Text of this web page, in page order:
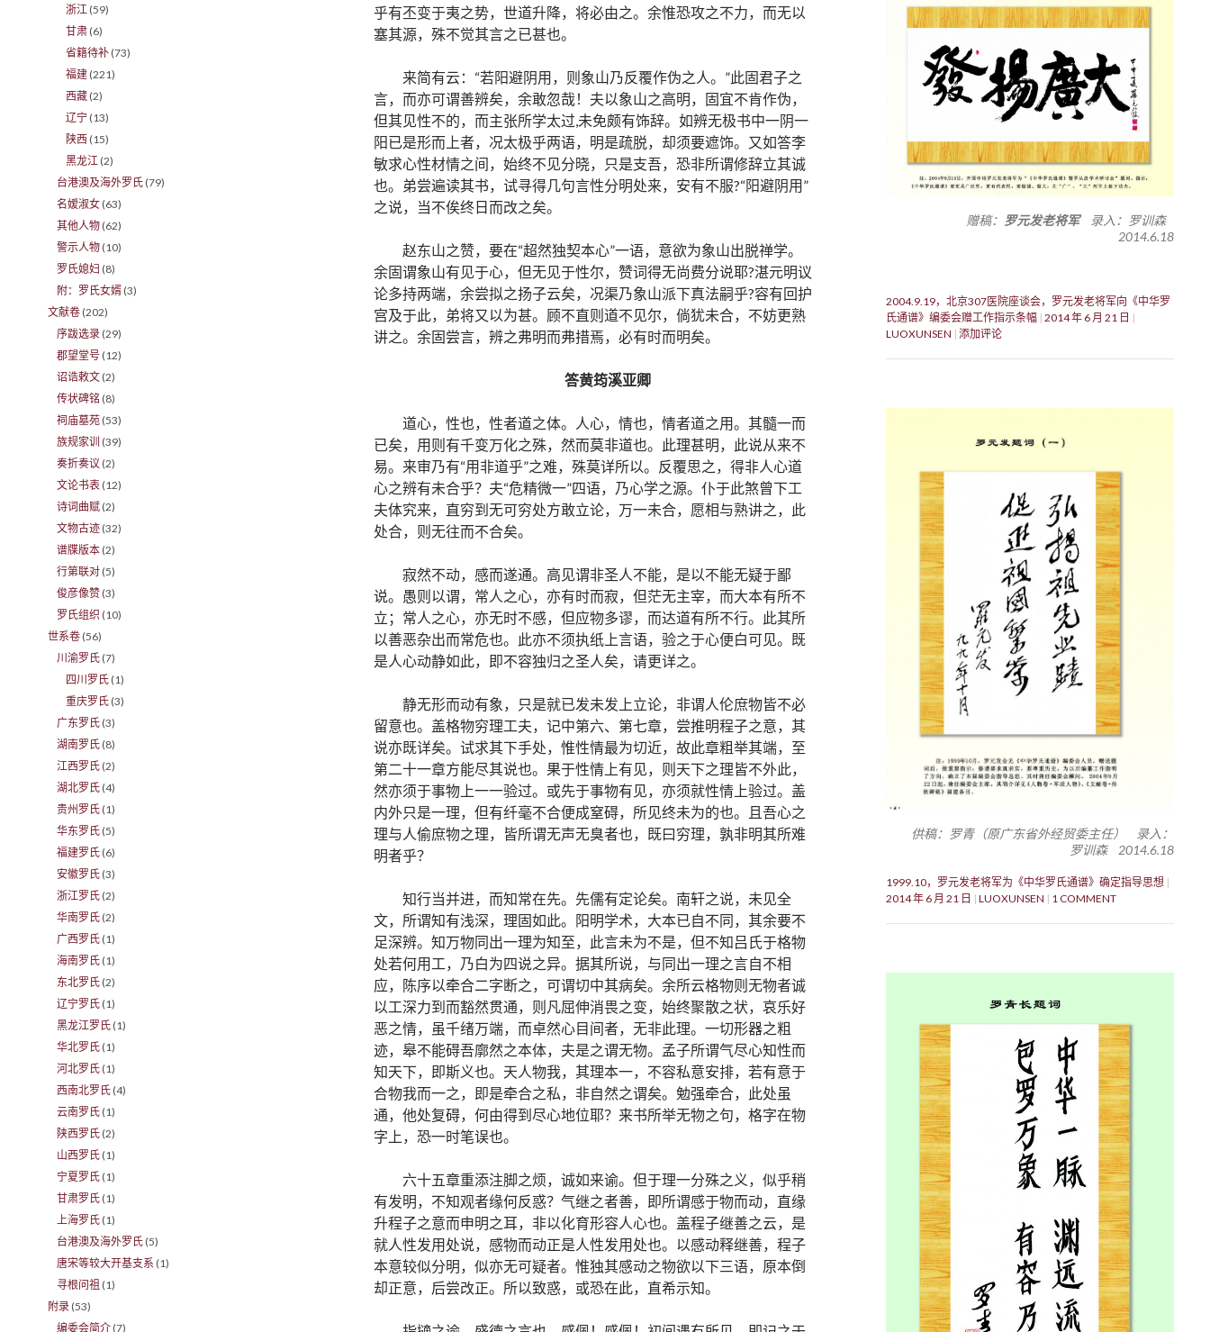
乎有丕变于夷之势，世道升降，将必由之。余惟恐攻之不力，而无以
塞其源，殊不觉其言之已甚也。
来简有云：“若阳避阴用，则象山乃反覆作伪之人。”此固君子之
言，而亦可谓善辨矣，余敢忽哉！夫以象山之高明，固宜不肯作伪，
但其见性不的，而主张所学太过,未免颇有饰辞。如辨无极书中一阴一
阳已是形而上者，况太极乎两语，明是疏脱，却须要遮饰。又如答李
敏求心性材情之间，始终不见分晓，只是支吾，恐非所谓修辞立其诚
也。弟尝遍读其书，试寻得几句言性分明处来，安有不服?“阳避阴用”
之说，当不俟终日而改之矣。
赵东山之赞，要在“超然独契本心”一语，意欲为象山出脱禅学。
余固谓象山有见于心，但无见于性尔，赞词得无尚费分说耶?湛元明议
论多持两端，余尝拟之扬子云矣，况渠乃象山派下真法嗣乎?容有回护
宫及于此，弟将又以为甚。顾不直则道不见尔，倘犹未合，不妨更熟
讲之。余固尝言，辨之弗明而弗措焉，必有时而明矣。
答黄筠溪亚卿
道心，性也，性者道之体。人心，情也，情者道之用。其髓一而
已矣，用则有千变万化之殊，然而莫非道也。此理甚明，此说从来不
易。来审乃有“用非道乎”之难，殊莫详所以。反覆思之，得非人心道
心之辨有未合乎？夫“危精微一”四语，乃心学之源。仆于此煞曾下工
夫体究来，直穷到无可穷处方敢立论，万一未合，愿相与熟讲之，此
处合，则无往而不合矣。
寂然不动，感而遂通。高见谓非圣人不能，是以不能无疑于鄙
说。愚则以谓，常人之心，亦有时而寂，但茫无主宰，而大本有所不
立；常人之心，亦无时不感，但应物多谬，而达道有所不行。此其所
以善恶杂出而常危也。此亦不须执纸上言语，验之于心便白可见。既
是人心动静如此，即不容独归之圣人矣，请更详之。
静无形而动有象，只是就已发未发上立论，非谓人伦庶物皆不必
留意也。盖格物穷理工夫，记中第六、第七章，尝推明程子之意，其
说亦既详矣。试求其下手处，惟性情最为切近，故此章粗举其端，至
第二十一章方能尽其说也。果于性情上有见，则天下之理皆不外此，
然亦须于事物上一一验过。或先于事物有见，亦须就性情上验过。盖
内外只是一理，但有纤毫不合便成窒碍，所见终未为的也。且吾心之
理与人偷庶物之理，皆所谓无声无臭者也，既曰穷理，孰非明其所难
明者乎？
知行当并进，而知常在先。先儒有定论矣。南轩之说，未见全
文，所谓知有浅深，理固如此。阳明学术，大本已自不同，其余要不
足深辨。知万物同出一理为知至，此言未为不是，但不知吕氏于格物
处若何用工，乃白为四说之异。据其所说，与同出一理之言自不相
应，陈序以牵合二字断之，可谓切中其病矣。余所云格物则无物者诚
以工深力到而豁然贯通，则凡屈伸消畏之变，始终聚散之状，哀乐好
恶之情，虽千绪万端，而卓然心目间者，无非此理。一切形器之粗
迹，皋不能碍吾廓然之本体，夫是之谓无物。孟子所谓气尽心知性而
知天下，即斯义也。天人物我，其理本一，不容私意安排，若有意于
合物我而一之，即是牵合之私，非自然之谓矣。勉强牵合，此处虽
通，他处复碍，何由得到尽心地位耶？来书所举无物之句，格字在物
字上，恐一时笔误也。
六十五章重添注脚之烦，诚如来谕。但于理一分殊之义，似乎稍
有发明，不知观者缘何反惑？气继之者善，即所谓感于物而动，直缘
升程子之意而申明之耳，非以化育形容人心也。盖程子继善之云，是
就人性发用处说，感物而动正是人性发用处也。以感动释继善，程子
本意较似分明，似亦无可疑者。惟独其感动之物欲以下三语，原本倒
却正意，后尝改正。所以致惑，或恐在此，直希示知。
赠稿： 罗元发老将军录入：罗训森
2014.6.18
2004.9.19，北京307医院座谈会，罗元发老将军向《中华罗
氏通谱》编委会赠工作指示条幅 2014 年 6 月 21 日
LUOXUNSEN 添加评论
供稿：罗青（原广东省外经贸委主任） 录入：
罗训森 2014.6.18
1999.10，罗元发老将军为《中华罗氏通谱》确定指导思想
2014 年 6 月 21 日
LUOXUNSEN 1 COMMENT
浙江 (59)
甘肃 (6)
省籍待补 (73)
福建 (221)
西藏 (2)
辽宁 (13)
陕西 (15)
黑龙江 (2)
台港澳及海外罗氏 (79)
名嫒淑女 (63)
其他人物 (62)
警示人物 (10)
罗氏媳妇 (8)
附：罗氏女婿 (3)
文献卷 (202)
序跋选录 (29)
郡望堂号 (12)
诏诰敕文 (2)
传状碑铭 (8)
祠庙墓苑 (53)
族规家训 (39)
奏折奏议 (2)
文论书表 (12)
诗词曲赋 (2)
文物古迹 (32)
谱牒版本 (2)
行第联对 (5)
俊彦像赞 (3)
罗氏组织 (10)
世系卷 (56)
川渝罗氏 (7)
四川罗氏 (1)
重庆罗氏 (3)
广东罗氏 (3)
湖南罗氏 (8)
江西罗氏 (2)
湖北罗氏 (4)
贵州罗氏 (1)
华东罗氏 (5)
福建罗氏 (6)
安徽罗氏 (3)
浙江罗氏 (2)
华南罗氏 (2)
广西罗氏 (1)
海南罗氏 (1)
东北罗氏 (2)
辽宁罗氏 (1)
黑龙江罗氏 (1)
华北罗氏 (1)
河北罗氏 (1)
西南北罗氏 (4)
云南罗氏 (1)
陕西罗氏 (2)
山西罗氏 (1)
宁夏罗氏 (1)
甘肃罗氏 (1)
上海罗氏 (1)
台港澳及海外罗氏 (5)
唐宋等较大开基支系 (1)
寻根问祖 (1)
附录 (53)
编委会简介 (7)